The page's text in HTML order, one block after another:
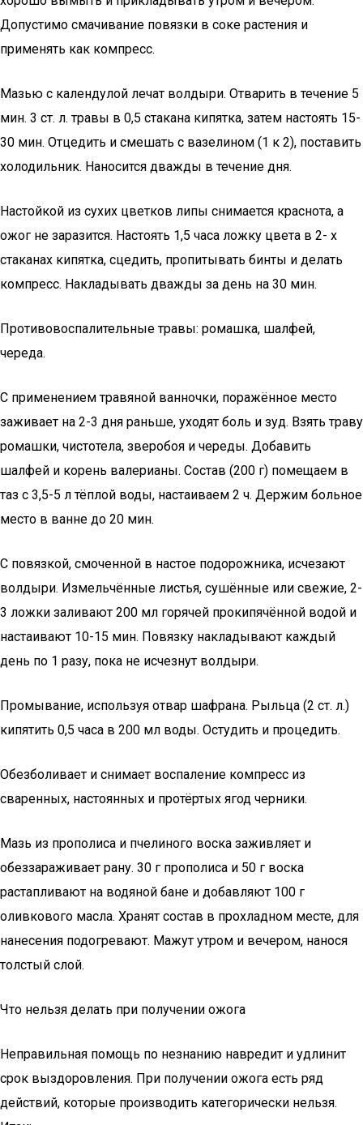
Допустимо смачивание повязки в соке растения и
применять как компресс.
Мазью с календулой лечат волдыри. Отварить в течение 5
мин. 3 ст. л. травы в 0,5 стакана кипятка, затем настоять 15-
30 мин. Отцедить и смешать с вазелином (1 к 2), поставить
холодильник. Наносится дважды в течение дня.
Настойкой из сухих цветков липы снимается краснота, а
ожог не заразится. Настоять 1,5 часа ложку цвета в 2- х
стаканах кипятка, сцедить, пропитывать бинты и делать
компресс. Накладывать дважды за день на 30 мин.
Противовоспалительные травы: ромашка, шалфей,
череда.
С применением травяной ванночки, поражённое место
заживает на 2-3 дня раньше, уходят боль и зуд. Взять траву
ромашки, чистотела, зверобоя и череды. Добавить
шалфей и корень валерианы. Состав (200 г) помещаем в
таз с 3,5-5 л тёплой воды, настаиваем 2 ч. Держим больное
место в ванне до 20 мин.
С повязкой, смоченной в настое подорожника, исчезают
волдыри. Измельчённые листья, сушённые или свежие, 2-
3 ложки заливают 200 мл горячей прокипячённой водой и
настаивают 10-15 мин. Повязку накладывают каждый
день по 1 разу, пока не исчезнут волдыри.
Промывание, используя отвар шафрана. Рыльца (2 ст. л.)
кипятить 0,5 часа в 200 мл воды. Остудить и процедить.
Обезболивает и снимает воспаление компресс из
сваренных, настоянных и протёртых ягод черники.
Мазь из прополиса и пчелиного воска заживляет и
обеззараживает рану. 30 г прополиса и 50 г воска
растапливают на водяной бане и добавляют 100 г
оливкового масла. Хранят состав в прохладном месте, для
нанесения подогревают. Мажут утром и вечером, нанося
толстый слой.
Что нельзя делать при получении ожога
Неправильная помощь по незнанию навредит и удлинит
срок выздоровления. При получении ожога есть ряд
действий, которые производить категорически нельзя.